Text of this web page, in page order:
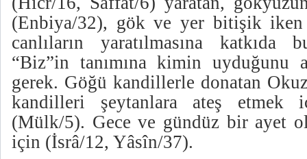
(Enbiya/32), gök ve yer bitişik iken
canlıların yaratılmasına katkıda
“Biz”in tanımına kimin uyduğunu
gerek. Göğü kandillerle donatan
kandilleri şeytanlara ateş etmek
(Mülk/5). Gece ve gündüz bir ayet
için (İsrâ/12, Yâsîn/37).